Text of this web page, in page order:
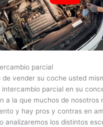
parcial
de vender su coche usted
parcial en su
a la que muchos de nosotros
y hay pros y contras en
analizaremos los distintos